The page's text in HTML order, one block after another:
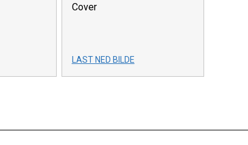
Cover
LAST NED BILDE